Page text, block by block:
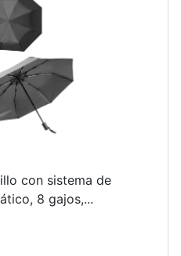
con sistema de
8 gajos,...